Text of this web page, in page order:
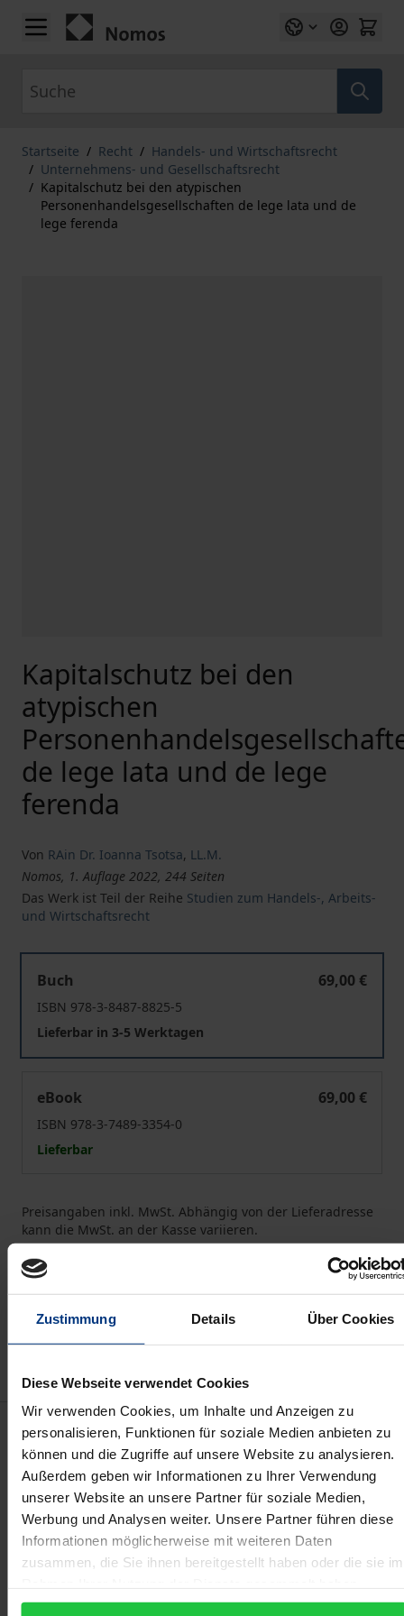
Zustimmung Details Über Cookies
Diese Webseite verwendet Cookies
Wir verwenden Cookies, um Inhalte und Anzeigen zu
personalisieren, Funktionen für soziale Medien anbieten zu
können und die Zugriffe auf unsere Website zu analysieren.
Außerdem geben wir Informationen zu Ihrer Verwendung
unserer Website an unsere Partner für soziale Medien,
Werbung und Analysen weiter. Unsere Partner führen diese
Informationen möglicherweise mit weiteren Daten
zusammen, die Sie ihnen bereitgestellt haben oder die sie im
Zum Inhalt springen
Startseite / Recht / Handels- und Wirtschaftsrecht
/ Unternehmens- und Gesellschaftsrecht
/ Kapitalschutz bei den atypischen
Personenhandelsgesellschaften de lege lata und de
lege ferenda
Kapitalschutz bei den
atypischen
de lege lata und de lege
ferenda
Von RAin Dr. Ioanna Tsotsa, LL.M.
Nomos, 1. Auflage 2022, 244 Seiten
Das Werk ist Teil der Reihe Studien zum Handels-, Arbeits-
und Wirtschaftsrecht
Buch
69,00 €
ISBN 978-3-8487-8825-5
Lieferbar in 3-5 Werktagen
eBook
69,00 €
ISBN 978-3-7489-3354-0
Lieferbar
Preisangaben inkl. MwSt. Abhängig von der Lieferadresse
kann die MwSt. an der Kasse variieren.
Zur Wunschliste hinzufügen
Beschreibung
Gezielt durchleuchtet die für Wissenschaft und
Praxis gleichermaßen interessante Arbeit den
Kapitalschutz bei Personenhandelsgesellschaften,
wenn keine natürliche Person unbeschränkt für
„atypische“ Personenhandelsgesellschaften werden